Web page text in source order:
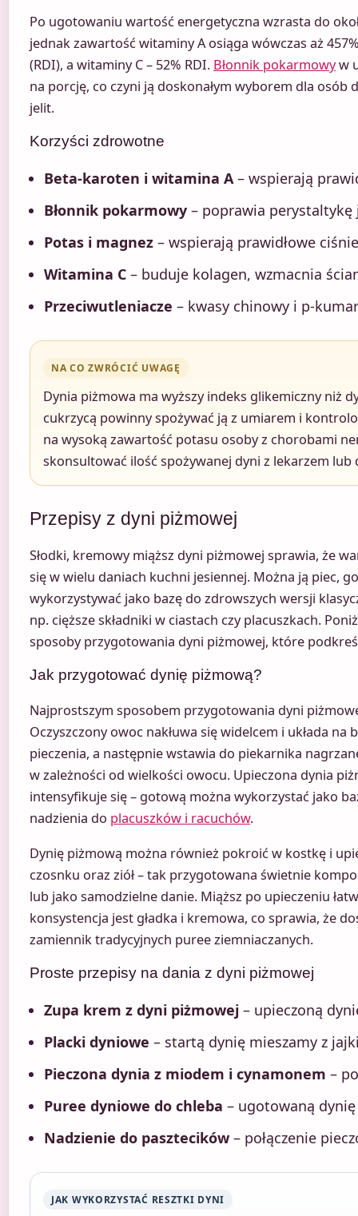
Po ugotowaniu wartość energetyczna wzrasta do
jednak zawartość witaminy A osiąga wówczas aż
(RDI), a witaminy C – 52% RDI. Błonnik pokarmowyw
na porcję, co czyni ją doskonałym wyborem dla osób
jelit.
Korzyści zdrowotne
Beta-karoten i witamina A– wspierają
Błonnik pokarmowy – poprawia perystaltykę
Potas i magnez – wspierają prawidłowe
Witamina C – buduje kolagen, wzmacnia
Przeciwutleniacze – kwasy chinowy i p-
NA CO ZWRÓCIĆ UWAGĘ
Dynia piżmowa ma wyższy indeks glikemiczny niż
cukrzycą powinny spożywać ją z umiarem i
na wysoką zawartość potasu osoby z chorobami
skonsultować ilość spożywanej dyni z lekarzem lub
Przepisy z dyni piżmowej
Słodki, kremowy miąższ dyni piżmowej sprawia, że
się w wielu daniach kuchni jesiennej. Można ją piec,
wykorzystywać jako bazę do zdrowszych wersji
np. cięższe składniki w ciastach czy placuszkach.
sposoby przygotowania dyni piżmowej, które
Jak przygotować dynię piżmową?
Najprostszym sposobem przygotowania dyni
Oczyszczony owoc nakłuwa się widelcem i układa na
pieczenia, a następnie wstawia do piekarnika
w zależności od wielkości owocu. Upieczona dynia
intensyfikuje się – gotową można wykorzystać jako
nadzienia do placuszków i racuchów.
Dynię piżmową można również pokroić w kostkę i
czosnku oraz ziół – tak przygotowana świetnie
lub jako samodzielne danie. Miąższ po upieczeniu
konsystencja jest gładka i kremowa, co sprawia, że
zamiennik tradycyjnych puree ziemniaczanych.
Proste przepisy na dania z dyni piżmowej
Zupa krem z dyni piżmowej – upieczoną
Placki dyniowe – startą dynię mieszamy z
Pieczona dynia z miodem i cynamonem –
Puree dyniowe do chleba – ugotowaną
Nadzienie do pasztecików – połączenie
JAK WYKORZYSTAĆ RESZTKI DYNI